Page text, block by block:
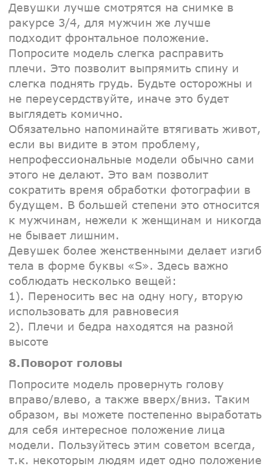
Девушки лучше смотрятся на снимке в
ракурсе 3/4, для мужчин же лучше
подходит фронтальное положение.
Попросите модель слегка расправить
плечи. Это позволит выпрямить спину и
слегка поднять грудь. Будьте осторожны и
не переусердствуйте, иначе это будет
выглядеть комично.
Обязательно напоминайте втягивать живот,
если вы видите в этом проблему,
непрофессиональные модели обычно сами
этого не делают. Это вам позволит
сократить время обработки фотографии в
будущем. В большей степени это относится
к мужчинам, нежели к женщинам и никогда
не бывает лишним.
Девушек более женственными делает изгиб
тела в форме буквы «S». Здесь важно
соблюдать несколько вещей:
1). Переносить вес на одну ногу, вторую
использовать для равновесия
2). Плечи и бедра находятся на разной
высоте
8.Поворот головы
Попросите модель провернуть голову
вправо/влево, а также вверх/вниз. Таким
образом, вы можете постепенно выработать
для себя интересное положение лица
модели. Пользуйтесь этим советом всегда,
т.к. некоторым людям идет одно положение